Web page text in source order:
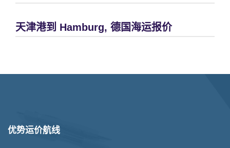
天津港到 Hamburg, 德国海运报价
优势运价航线